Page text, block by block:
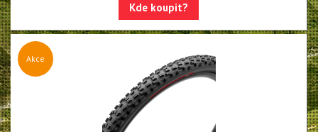
Bezdušové těsnící tmely
Bezdušové ventilky
Kde koupit?
Akce